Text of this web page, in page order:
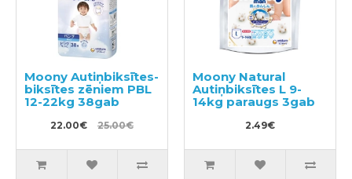
Moony Autiņbiksītes-
biksītes zēniem PBL
12-22kg 38gab
22.00€ 25.00€
Moony Natural
Autiņbiksītes L 9-
14kg paraugs 3gab
2.49€